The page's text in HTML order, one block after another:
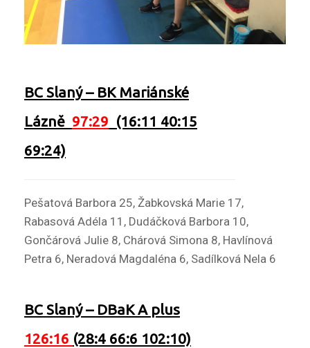
BC Slaný– BK Mariánské
Lázně 97:29 (16:11 40:15
69:24)
Pešatová Barbora 25, Žabkovská Marie 17,
Rabasová Adéla 11, Dudáčková Barbora 10,
Gončárová Julie 8, Chárová Simona 8, Havlínová
Petra 6, Neradová Magdaléna 6, Sadílková Nela 6
BC Slaný– DBaK A plus
126:16 (28:4 66:6 102:10)